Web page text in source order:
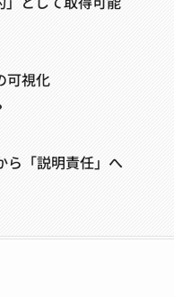
可視化
ら「説明責任」へ